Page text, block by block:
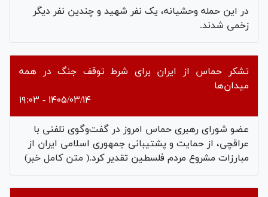
در این حمله وحشیانه، یک نفر شهید و چندین نفر دیگر
زخمی شدند.
تشکر حماس از ایران برای شرط توقف جنگ در همه
میدان‌ها
۱۴۰۵/۰۳/۱۴ - ۱۹:۰۳
عضو شورای رهبری حماس امروز در گفت‌وگوی تلفنی با
عراقچی، از حمایت و پشتیبانی جمهوری اسلامی ایران از
مبارزات مشروع مردم فلسطین تقدیر کرد.( متن کامل خبر)